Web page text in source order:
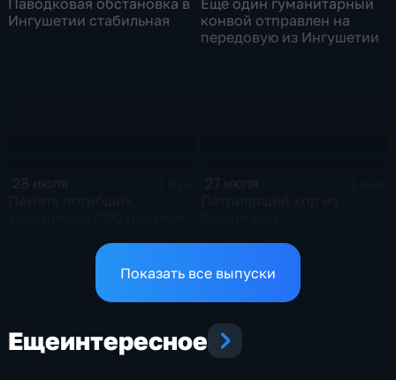
Ингушетии стабильная
конвой отправлен на
передовую из Ингушетии
концерт в Ингушетии
Показать все выпуски
Ещеинтересное